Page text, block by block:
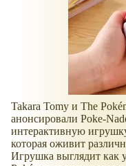
Takara Tomy и The
анонсировали Poke-
интерактивную
которая оживит
Игрушка выглядит как